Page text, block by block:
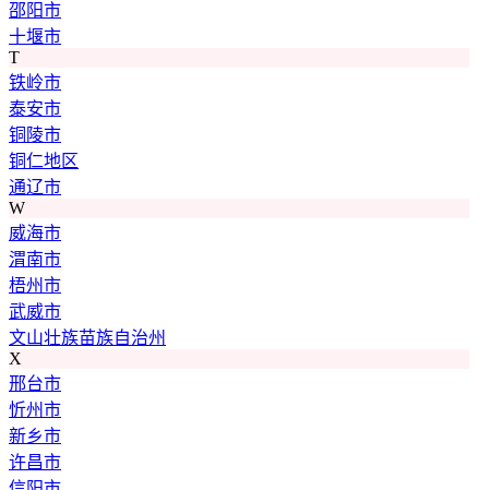
邵阳市
十堰市
T
铁岭市
泰安市
铜陵市
铜仁地区
通辽市
W
威海市
渭南市
梧州市
武威市
文山壮族苗族自治州
X
邢台市
忻州市
新乡市
许昌市